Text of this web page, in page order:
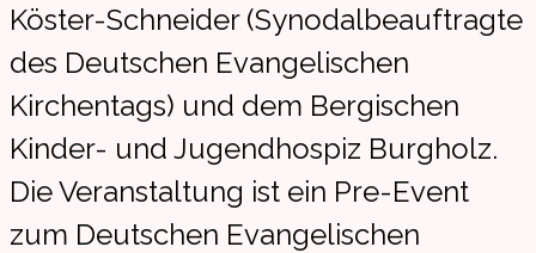
Köster-Schneider (Synodalbeauftragte
des Deutschen Evangelischen
Kirchentags) und dem Bergischen
Kinder- und Jugendhospiz Burgholz.
Die Veranstaltung ist ein Pre-Event
zum Deutschen Evangelischen